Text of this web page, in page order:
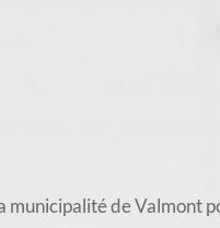
municipalité de Valmont